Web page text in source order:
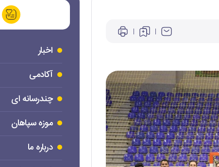
اخبار
آکادمی
چندرسانه ای
موزه سپاهان
درباره ما